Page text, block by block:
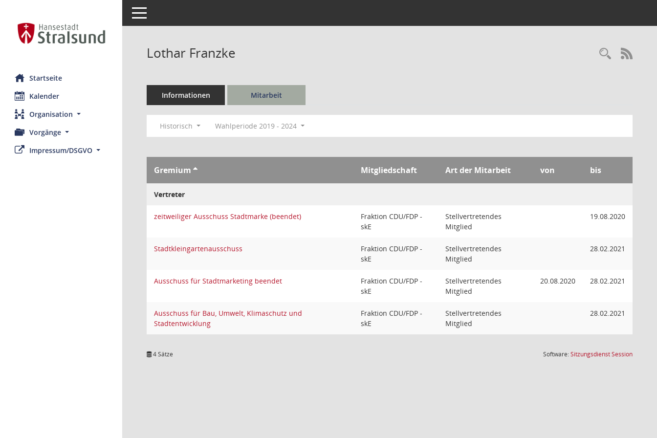
Startseite
Kalender
Organisation
Vorgänge
Impressum/DSGVO
Toggle navigation
Lothar Franzke
Informationen Mitarbeit
Historisch Wahlperiode 2019 - 2024
Gremium Mitgliedschaft Art der Mitarbeit von bis
Vertreter
zeitweiliger Ausschuss Stadtmarke (beendet)
Fraktion CDU/FDP -
skE
Stellvertretendes
Mitglied
19.08.2020
Stadtkleingartenausschuss
Fraktion CDU/FDP -
skE
Stellvertretendes
Mitglied
28.02.2021
Ausschuss für Stadtmarketing beendet
Fraktion CDU/FDP -
skE
Stellvertretendes
Mitglied
20.08.2020 28.02.2021
Ausschuss für Bau, Umwelt, Klimaschutz und
Stadtentwicklung
Fraktion CDU/FDP -
skE
Stellvertretendes
Mitglied
28.02.2021
4 Sätze Software:SitzungsdienstSession(Wird in